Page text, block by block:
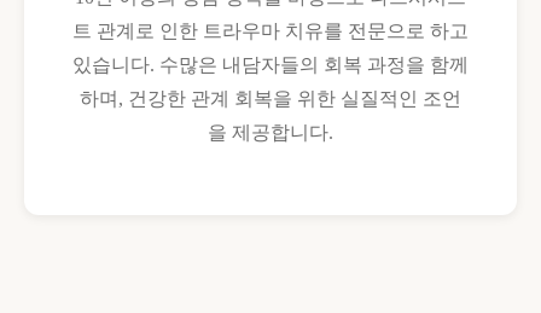
트 관계로 인한 트라우마 치유를 전문으로 하고
있습니다. 수많은 내담자들의 회복 과정을 함께
하며, 건강한 관계 회복을 위한 실질적인 조언
을 제공합니다.